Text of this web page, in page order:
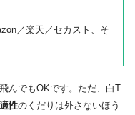
／楽天／セカスト、そ
んでもOKです。ただ、白T
性のくだりは外さないほう